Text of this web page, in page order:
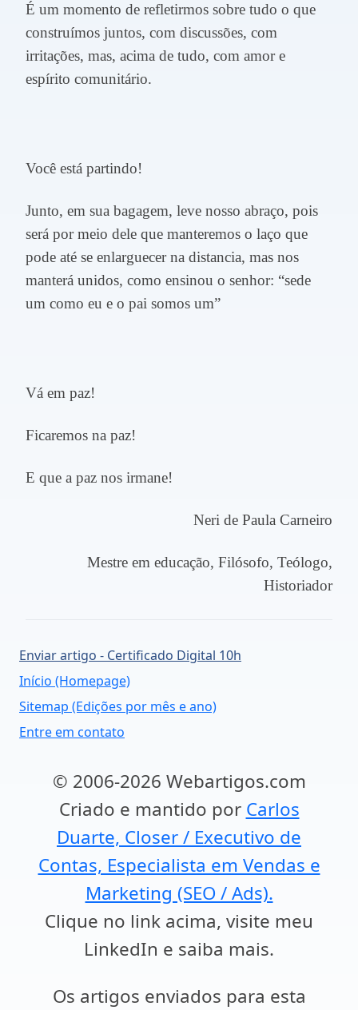
É um momento de refletirmos sobre tudo o que
construímos juntos, com discussões, com
irritações, mas, acima de tudo, com amor e
espírito comunitário.
Você está partindo!
Junto, em sua bagagem, leve nosso abraço, pois
será por meio dele que manteremos o laço que
pode até se enlarguecer na distancia, mas nos
manterá unidos, como ensinou o senhor: “sede
um como eu e o pai somos um”
Vá em paz!
Ficaremos na paz!
E que a paz nos irmane!
Neri de Paula Carneiro
Mestre em educação, Filósofo, Teólogo,
Historiador
Enviar artigo - Certificado Digital 10h
Início (Homepage)
Sitemap (Edições por mês e ano)
Entre em contato
© 2006-2026 Webartigos.com
Criado e mantido por Carlos
Duarte, Closer / Executivo de
Contas, Especialista em Vendas e
Marketing (SEO / Ads).
Clique no link acima, visite meu
LinkedIn e saiba mais.
Os artigos enviados para esta